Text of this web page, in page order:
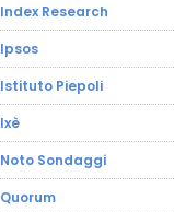
Index Research
Ipsos
Istituto Piepoli
Ixè
Noto Sondaggi
Quorum